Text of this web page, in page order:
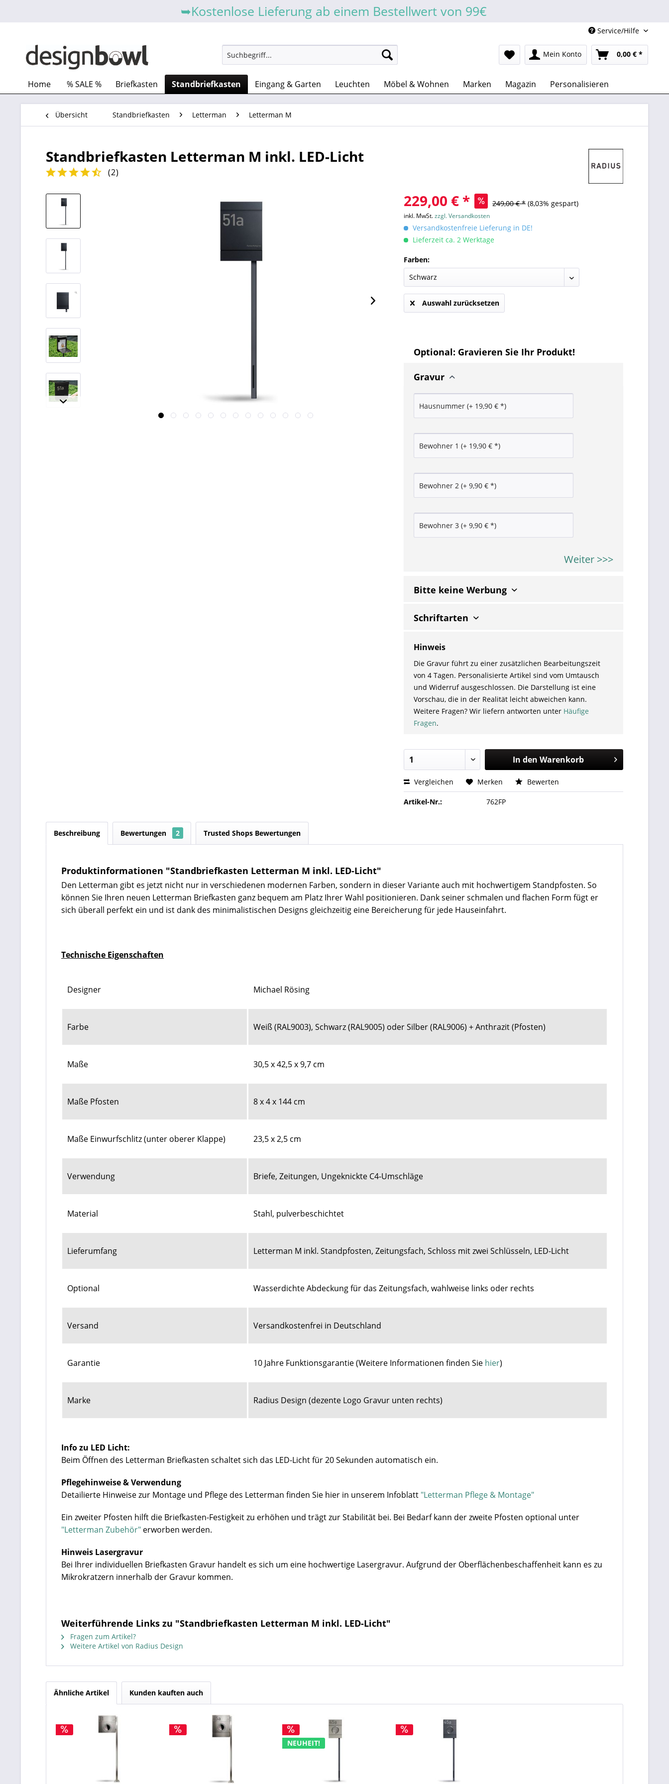
➥Kostenlose Lieferung ab einem Bestellwert von 99€
Service/Hilfe
Mein Konto 0,00 € *
Home % SALE % Briefkasten Standbriefkasten Eingang & Garten Leuchten Möbel & Wohnen Marken Magazin Personalisieren
Übersicht Standbriefkasten Letterman Letterman M
Standbriefkasten Letterman M inkl. LED-Licht
(2)
229,00 € * 249,00 € * (8,03% gespart)
inkl. MwSt.zzgl. Versandkosten
Versandkostenfreie Lieferung in DE!
Lieferzeit ca. 2 Werktage
Farben:
Auswahl zurücksetzen
Optional: Gravieren Sie Ihr Produkt!
Gravur
Weiter >>>
Bitte keine Werbung
Schriftarten
Hinweis
Die Gravur führt zu einer zusätzlichen Bearbeitungszeit
von 4 Tagen. Personalisierte Artikel sind vom Umtausch
und Widerruf ausgeschlossen. Die Darstellung ist eine
Vorschau, die in der Realität leicht abweichen kann.
Weitere Fragen? Wir liefern antworten unter Häufige
Fragen.
In den Warenkorb
Vergleichen Merken Bewerten
Artikel-Nr.: 762FP
Beschreibung Bewertungen 2 Trusted Shops Bewertungen
Produktinformationen "Standbriefkasten Letterman M inkl. LED-Licht"
Den Letterman gibt es jetzt nicht nur in verschiedenen modernen Farben, sondern in dieser Variante auch mit hochwertigem Standpfosten. So
können Sie Ihren neuen Letterman Briefkasten ganz bequem am Platz Ihrer Wahl positionieren. Dank seiner schmalen und flachen Form fügt er
sich überall perfekt ein und ist dank des minimalistischen Designs gleichzeitig eine Bereicherung für jede Hauseinfahrt.
Technische Eigenschaften
Designer Michael Rösing
Farbe Weiß (RAL9003), Schwarz (RAL9005) oder Silber (RAL9006) + Anthrazit (Pfosten)
Maße 30,5 x 42,5 x 9,7 cm
Maße Pfosten 8 x 4 x 144 cm
Maße Einwurfschlitz (unter oberer Klappe) 23,5 x 2,5 cm
Verwendung Briefe, Zeitungen, Ungeknickte C4-Umschläge
Material Stahl, pulverbeschichtet
Lieferumfang Letterman M inkl. Standpfosten, Zeitungsfach, Schloss mit zwei Schlüsseln, LED-Licht
Optional Wasserdichte Abdeckungfür das Zeitungsfach, wahlweise links oder rechts
Versand Versandkostenfrei in Deutschland
Garantie 10 Jahre Funktionsgarantie (Weitere Informationen finden Sie hier)
Marke Radius Design (dezente Logo Gravur unten rechts)
Info zu LED Licht:
Beim Öffnen des Letterman Briefkasten schaltet sich das LED-Licht für 20 Sekunden automatisch ein.
Pflegehinweise & Verwendung
Detailierte Hinweise zur Montage und Pflege des Letterman finden Sie hier in unserem Infoblatt "Letterman Pflege & Montage"
Ein zweiter Pfosten hilft die Briefkasten-Festigkeit zu erhöhen und trägt zur Stabilität bei. Bei Bedarf kann der zweite Pfosten optional unter
"Letterman Zubehör" erworben werden.
Hinweis Lasergravur
Bei Ihrer individuellen Briefkasten Gravur handelt es sich um eine hochwertige Lasergravur. Aufgrund der Oberflächenbeschaffenheit kann es zu
Mikrokratzern innerhalb der Gravur kommen.
Weiterführende Links zu "Standbriefkasten Letterman M inkl. LED-Licht"
Fragen zum Artikel?
Weitere Artikel von Radius Design
Ähnliche Artikel Kunden kauften auch
NEUHEIT!